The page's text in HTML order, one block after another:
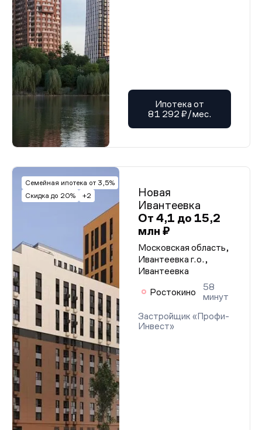
Ипотека от
81 292 ₽/мес.
Семейная ипотека от 3,5%
Скидка до 20%
+2
Новая
Ивантеевка
От 4,1 до 15,2
млн ₽
Московская область,
Ивантеевка г.о.,
Ивантеевка
Ростокино
58
минут
Застройщик «Профи-
Инвест»